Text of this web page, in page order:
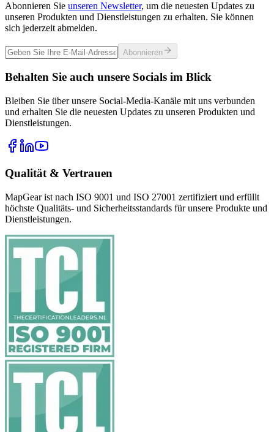
Abonnieren Sie unseren Newsletter, um die neuesten Updates zu
unseren Produkten und Dienstleistungen zu erhalten. Sie können
sich jederzeit abmelden.
Abonnieren
Behalten Sie auch unsere Socials im Blick
Bleiben Sie über unsere Social-Media-Kanäle mit uns verbunden
und erhalten Sie die neuesten Updates zu unseren Produkten und
Dienstleistungen.
Qualität & Vertrauen
MapGear ist nach ISO 9001 und ISO 27001 zertifiziert und erfüllt
höchste Qualitäts- und Sicherheitsstandards für unsere Produkte und
Dienstleistungen.